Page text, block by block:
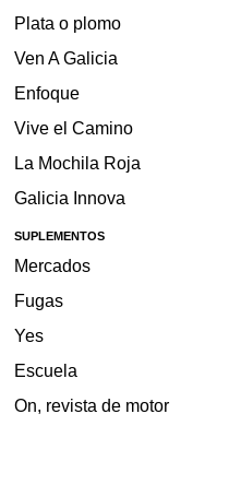
Plata o plomo
Ven A Galicia
Enfoque
Vive el Camino
La Mochila Roja
Galicia Innova
SUPLEMENTOS
Mercados
Fugas
Yes
Escuela
On, revista de motor